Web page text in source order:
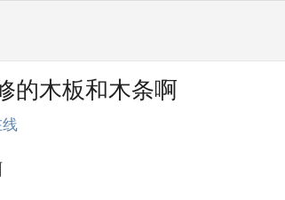
的木板和木条啊